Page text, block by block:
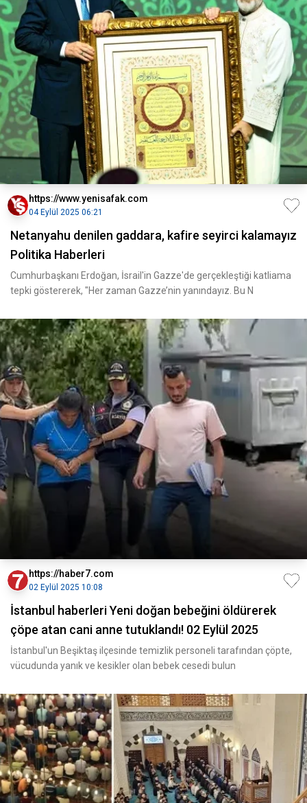
https://www.yenisafak.com
04 Eylül 2025 06:21
Netanyahu denilen gaddara, kafire seyirci kalamayız
Politika Haberleri
Cumhurbaşkanı Erdoğan, İsrail'in Gazze'de gerçekleştiği katliama
tepki göstererek, "Her zaman Gazze’nin yanındayız. Bu N
https://haber7.com
02 Eylül 2025 10:08
İstanbul haberleri Yeni doğan bebeğini öldürerek
çöpe atan cani anne tutuklandı! 02 Eylül 2025
İstanbul'un Beşiktaş ilçesinde temizlik personeli tarafından çöpte,
vücudunda yanık ve kesikler olan bebek cesedi bulun